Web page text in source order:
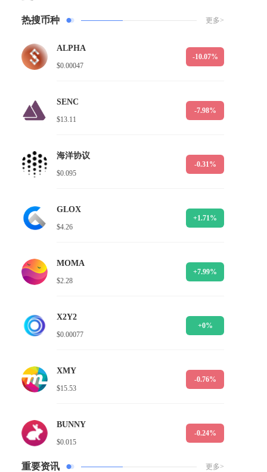
热搜币种 更多>
ALPHA
$0.00047
-10.07%
SENC
$13.11
-7.98%
海洋协议
$0.095
-0.31%
GLOX
$4.26
+1.71%
MOMA
$2.28
+7.99%
X2Y2
$0.00077
+0%
XMY
$15.53
-0.76%
BUNNY
$0.015
-0.24%
重要资讯 更多>